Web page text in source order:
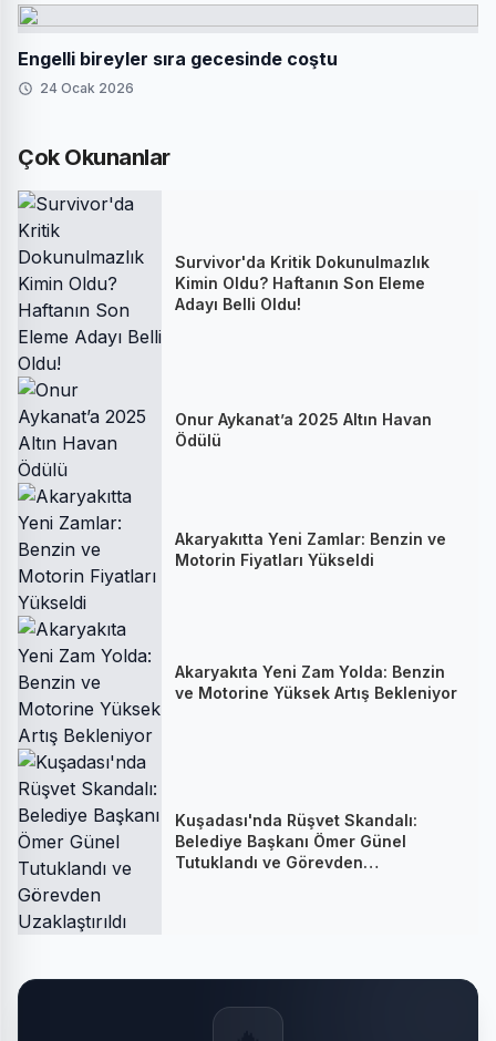
Engelli bireyler sıra gecesinde coştu
24 Ocak 2026
Çok Okunanlar
Survivor'da Kritik Dokunulmazlık
Kimin Oldu? Haftanın Son Eleme
Adayı Belli Oldu!
Onur Aykanat’a 2025 Altın Havan
Ödülü
Akaryakıtta Yeni Zamlar: Benzin ve
Motorin Fiyatları Yükseldi
Akaryakıta Yeni Zam Yolda: Benzin
ve Motorine Yüksek Artış Bekleniyor
Kuşadası'nda Rüşvet Skandalı:
Belediye Başkanı Ömer Günel
Tutuklandı ve Görevden